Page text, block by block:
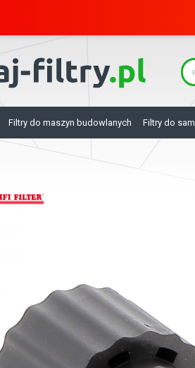
Filtry do maszyn budowlanych Filtry do